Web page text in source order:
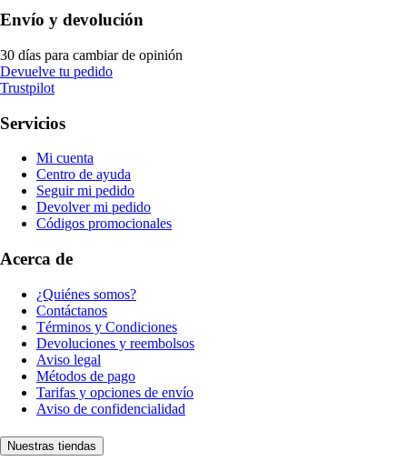
Envío y devolución
30 días para cambiar de opinión
Devuelve tu pedido
Trustpilot
Servicios
Mi cuenta
Centro de ayuda
Seguir mi pedido
Devolver mi pedido
Códigos promocionales
Acerca de
¿Quiénes somos?
Contáctanos
Términos y Condiciones
Devoluciones y reembolsos
Aviso legal
Métodos de pago
Tarifas y opciones de envío
Aviso de confidencialidad
Nuestras tiendas